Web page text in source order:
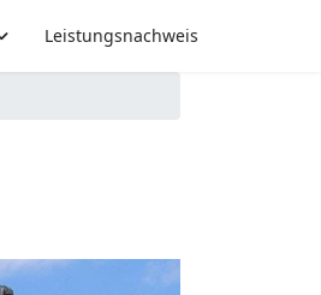
Leistungsnachweis